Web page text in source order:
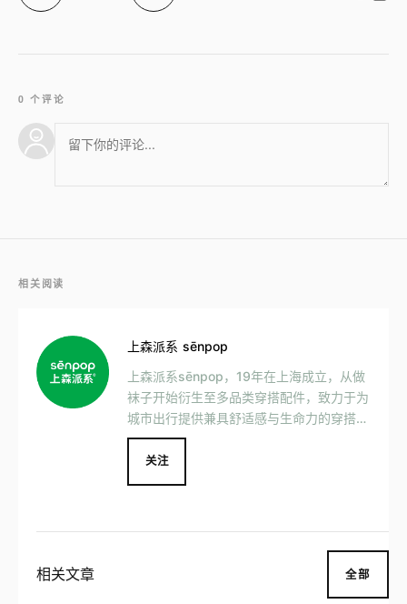
0 个评论
相关阅读
上森派系 sēnpop
上森派系sēnpop，19年在上海成立，从做
袜子开始衍生至多品类穿搭配件，致力于为
城市出行提供兼具舒适感与生命力的穿搭体
验。自2021年发起「不配对行动」，用穿
错袜表达独属于自己的穿搭态度，同时也向
在日常中会穿错袜、或做出其它不被理解行
关注
相关文章 全部